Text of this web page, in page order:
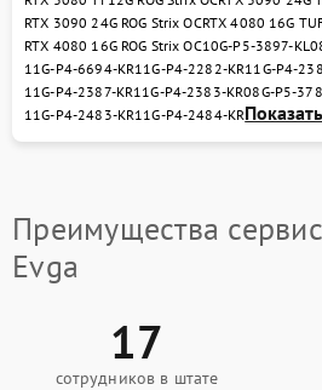
RTX 3090 24G ROG Strix OCRTX 4080 16G
RTX 4080 16G ROG Strix OC10G-P5-3897-KL
11G-P4-6694-KR11G-P4-2282-KR11G-P4-
11G-P4-2387-KR11G-P4-2383-KR08G-P5-
11G-P4-2483-KR11G-P4-2484-KR
Преимущества
Evga
17
сотрудников в штате